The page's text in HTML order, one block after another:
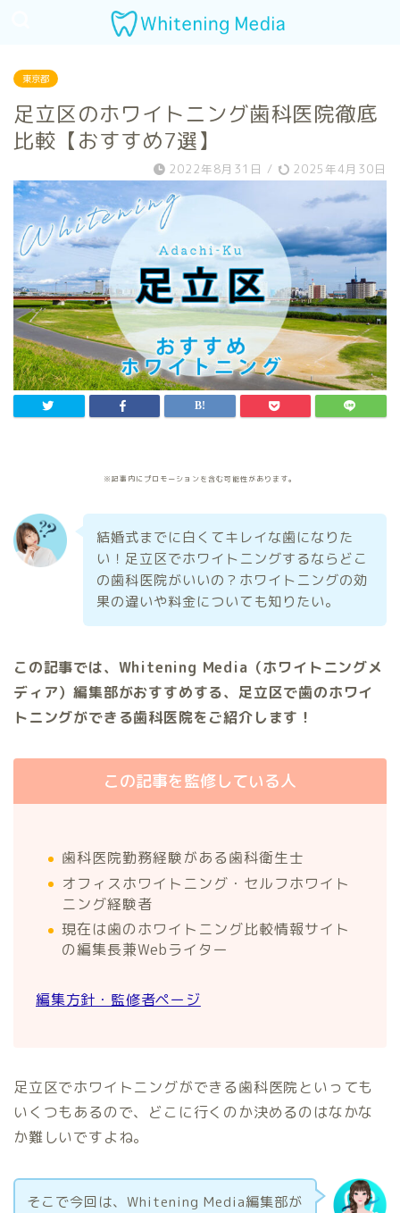
東京都
足立区のホワイトニング歯科医院徹底
比較【おすすめ7選】
2022年8月31日 / 2025年4月30日
※記事内にプロモーションを含む可能性があります。
結婚式までに白くてキレイな歯になりた
い！足立区でホワイトニングするならどこ
の歯科医院がいいの？ホワイトニングの効
果の違いや料金についても知りたい。
この記事では、Whitening Media（ホワイトニングメ
ディア）編集部がおすすめする、足立区で歯のホワイ
トニングができる歯科医院をご紹介します！
この記事を監修している人
歯科医院勤務経験がある歯科衛生士
オフィスホワイトニング・セルフホワイト
ニング経験者
現在は歯のホワイトニング比較情報サイト
の編集長兼Webライター
編集方針・監修者ページ
足立区でホワイトニングができる歯科医院といっても
いくつもあるので、どこに行くのか決めるのはなかな
か難しいですよね。
そこで今回は、Whitening Media編集部が